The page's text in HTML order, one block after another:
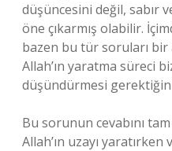
düşüncesini değil, sabır
öne çıkarmış olabilir.
bazen bu tür soruları
Allah’ın yaratma süreci
düşündürmesi
Bu sorunun cevabını
Allah’ın uzayı